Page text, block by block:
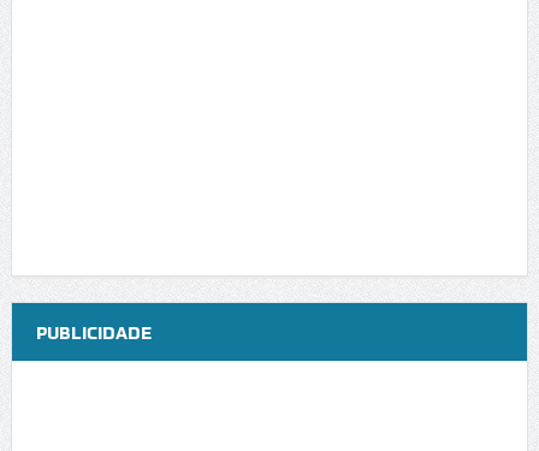
PUBLICIDADE